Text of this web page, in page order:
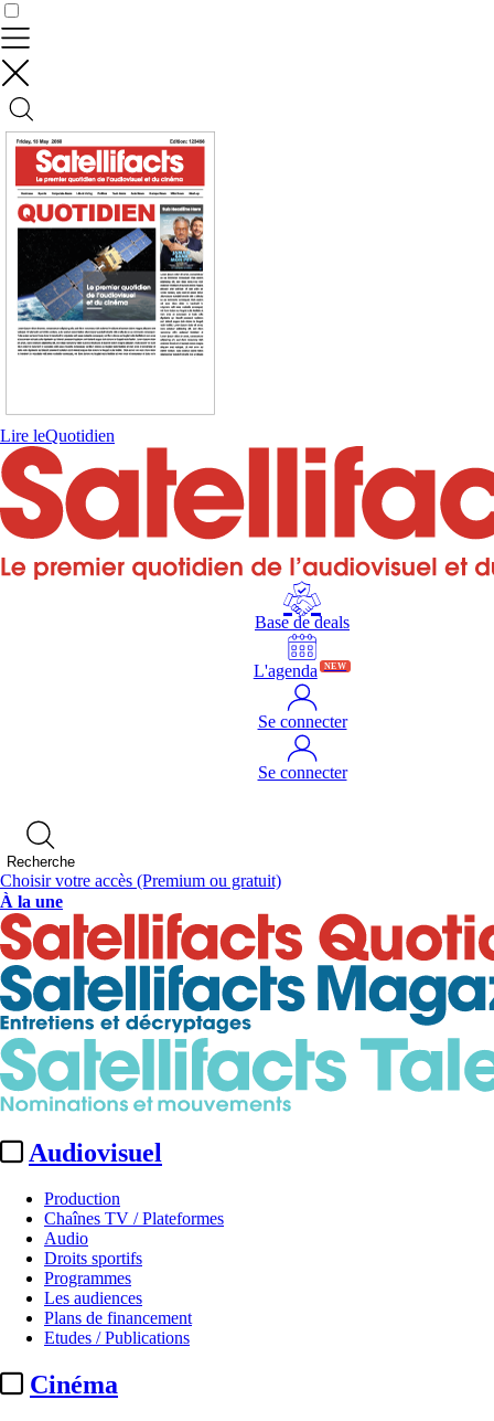
Lire leQuotidien
Base de deals
L'agenda NEW
Se connecter
Se connecter
Recherche
Choisir votre accès (Premium ou gratuit)
À la une
Audiovisuel
Production
Chaînes TV / Plateformes
Audio
Droits sportifs
Programmes
Les audiences
Plans de financement
Etudes / Publications
Cinéma
Contrôler vos données